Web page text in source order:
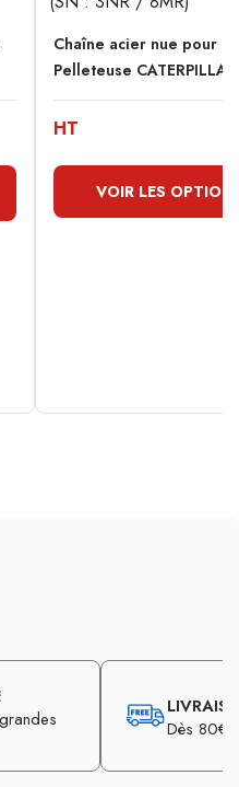
Chaîne acier nue pour
Pelleteuse
HT
VOIR LES
Dès 80€